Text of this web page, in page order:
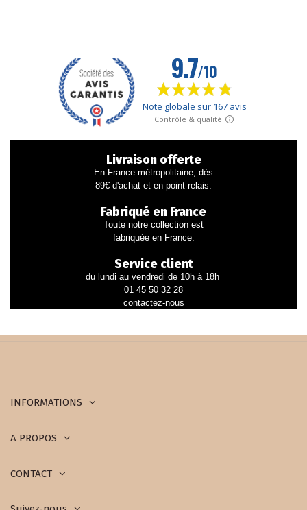
Livraison offerte
En France métropolitaine, dès
89€ d'achat et en point relais.
Fabriqué en France
Toute notre collection est
fabriquée en France.
Service client
du lundi au vendredi de 10h à 18h
01 45 50 32 28
contactez-nous
INFORMATIONS
A PROPOS
CONTACT